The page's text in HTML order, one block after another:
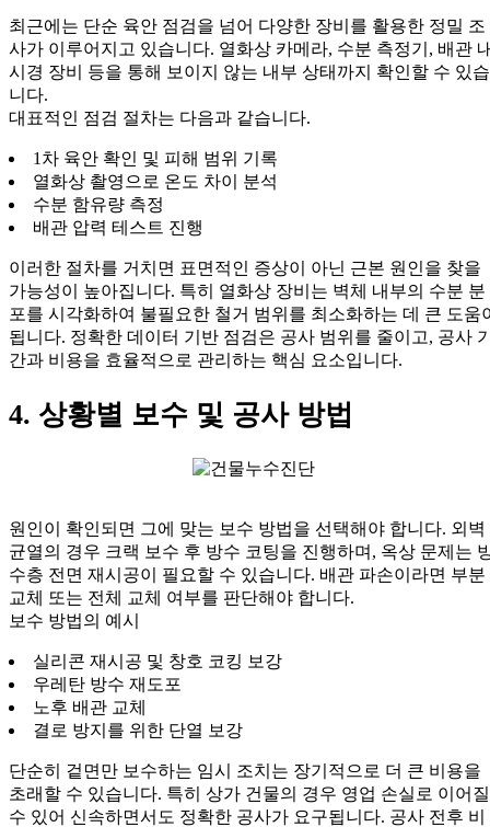
최근에는 단순 육안 점검을 넘어 다양한 장비를 활용한 정밀 조
사가 이루어지고 있습니다. 열화상 카메라, 수분 측정기, 배관
시경 장비 등을 통해 보이지 않는 내부 상태까지 확인할 수 있습
니다.
대표적인 점검 절차는 다음과 같습니다.
1차 육안 확인 및 피해 범위 기록
열화상 촬영으로 온도 차이 분석
수분 함유량 측정
배관 압력 테스트 진행
이러한 절차를 거치면 표면적인 증상이 아닌 근본 원인을 찾을
가능성이 높아집니다. 특히 열화상 장비는 벽체 내부의 수분 분
포를 시각화하여 불필요한 철거 범위를 최소화하는 데 큰 도움
됩니다. 정확한 데이터 기반 점검은 공사 범위를 줄이고, 공사
간과 비용을 효율적으로 관리하는 핵심 요소입니다.
4. 상황별 보수 및 공사 방법
원인이 확인되면 그에 맞는 보수 방법을 선택해야 합니다. 외벽
균열의 경우 크랙 보수 후 방수 코팅을 진행하며, 옥상 문제는
수층 전면 재시공이 필요할 수 있습니다. 배관 파손이라면 부분
교체 또는 전체 교체 여부를 판단해야 합니다.
보수 방법의 예시
실리콘 재시공 및 창호 코킹 보강
우레탄 방수 재도포
노후 배관 교체
결로 방지를 위한 단열 보강
단순히 겉면만 보수하는 임시 조치는 장기적으로 더 큰 비용을
초래할 수 있습니다. 특히 상가 건물의 경우 영업 손실로 이어질
수 있어 신속하면서도 정확한 공사가 요구됩니다. 공사 전후 비